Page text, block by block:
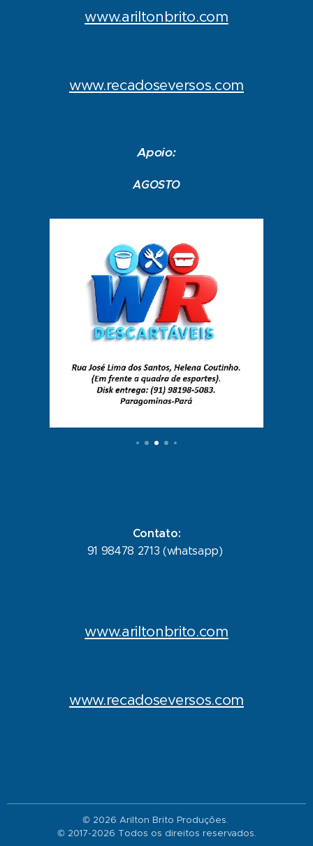
www.ariltonbrito.com
www.recadoseversos.com
Apoio:
AGOSTO
Contato:
91 98478 2713 (whatsapp)
www.ariltonbrito.com
www.recadoseversos.com
© 2026 Arilton Brito Produções.
© 2017-2026 Todos os direitos reservados.